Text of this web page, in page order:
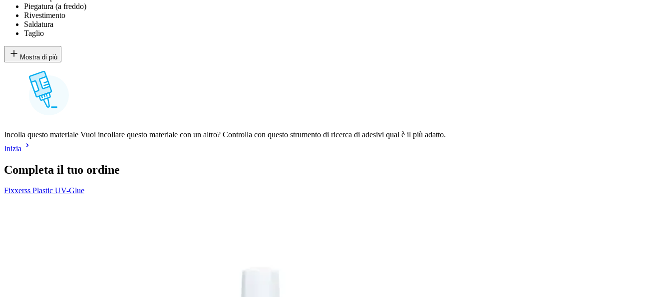
Piegatura (a freddo)
Rivestimento
Saldatura
Taglio
Mostra di più
Incolla questo materiale Vuoi incollare questo materiale con un altro? Controlla con questo strumento di ricerca di adesivi qual è il più adatto.
Inizia
Completa il tuo ordine
Fixxerss Plastic UV-Glue